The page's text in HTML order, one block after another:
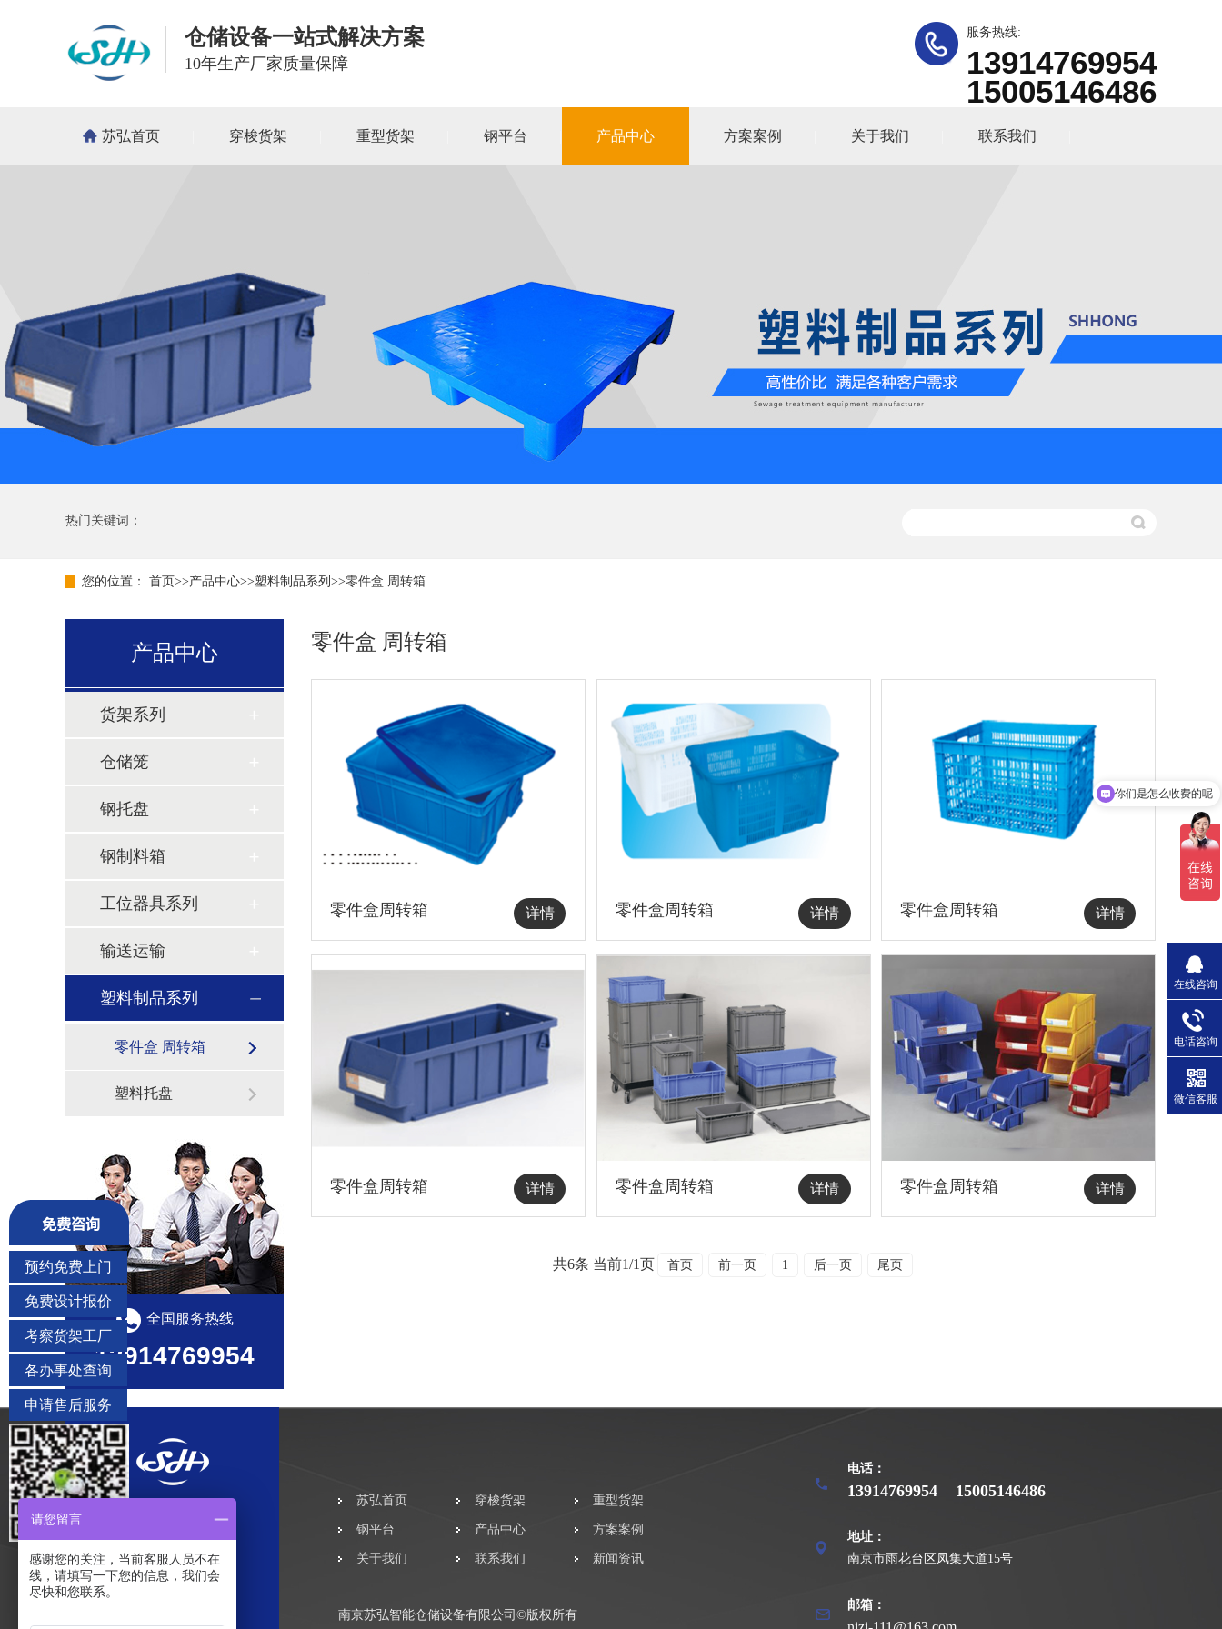
仓储设备一站式解决方案
10年生产厂家质量保障
服务热线:
13914769954
15005146486
苏弘首页 穿梭货架 重型货架 钢平台 产品中心 方案案例 关于我们 联系我们
热门关键词：
您的位置： 首页>>产品中心>>塑料制品系列 >>零件盒 周转箱
零件盒 周转箱
零件盒周转箱 详情 零件盒周转箱 详情 零件盒周转箱 详情
零件盒周转箱 详情 零件盒周转箱 详情 零件盒周转箱 详情
共6条 当前1/1页 首页 前一页 1 后一页 尾页
产品中心
货架系列
仓储笼
钢托盘
钢制料箱
工位器具系列
输送运输
塑料制品系列
零件盒 周转箱
塑料托盘
全国服务热线
13914769954
苏弘首页 穿梭货架 重型货架
钢平台 产品中心 方案案例
关于我们 联系我们 新闻资讯
南京苏弘智能仓储设备有限公司©版权所有
电话：
13914769954 15005146486
地址：
南京市雨花台区凤集大道15号
邮箱：
在线咨询
电话咨询
微信客服
预约免费上门
免费设计报价
考察货架工厂
各办事处查询
申请售后服务
现在有优惠活动吗
请您留言
感谢您的关注，当前客服人员不在
线，请填写一下您的信息，我们会
尽快和您联系。